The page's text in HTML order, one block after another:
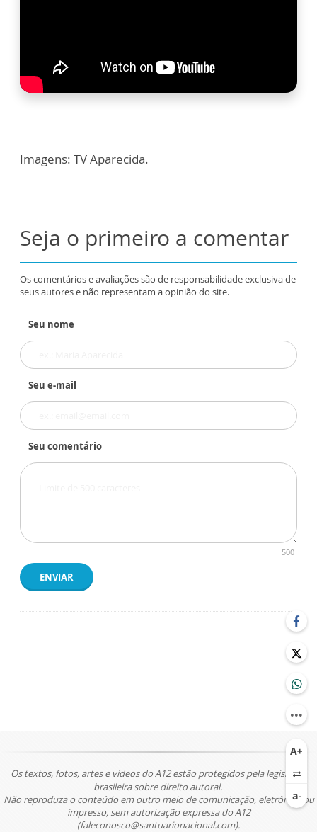
Imagens: TV Aparecida.
Seja o primeiro a comentar
Os comentários e avaliações são de responsabilidade exclusiva de
seus autores e não representam a opinião do site.
Seu nome
Seu e-mail
Seu comentário
500
ENVIAR
Os textos, fotos, artes e vídeos do A12 estão protegidos pela legislação
brasileira sobre direito autoral.
Não reproduza o conteúdo em outro meio de comunicação, eletrônico ou
impresso, sem autorização expressa do A12
(faleconosco@santuarionacional.com).